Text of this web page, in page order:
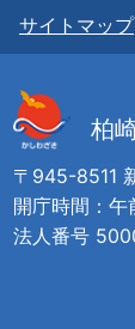
サイトマップ
柏
〒945-8511
開庁時間：午
法人番号